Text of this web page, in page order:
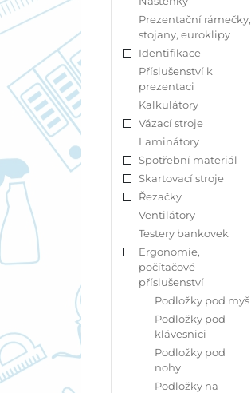
Prezentační rámečky,
stojany, euroklipy
Identifikace
Příslušenství k
prezentaci
Kalkulátory
Vázací stroje
Laminátory
Spotřební materiál
Skartovací stroje
Řezačky
Ventilátory
Testery bankovek
Ergonomie,
počítačové
příslušenství
Podložky pod myš
Podložky pod
klávesnici
Podložky pod
nohy
Podložky na